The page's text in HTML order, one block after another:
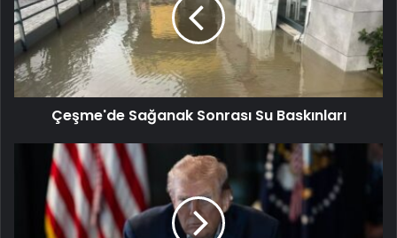
Çeşme'de Sağanak Sonrası Su Baskınları